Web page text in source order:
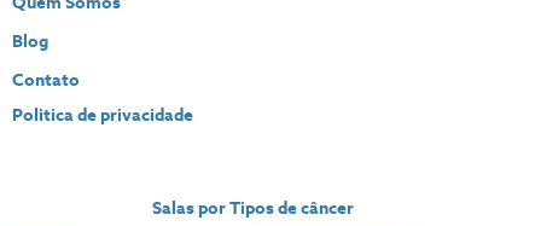
Blog
Contato
Politica de privacidade
Salas por Tipos de câncer